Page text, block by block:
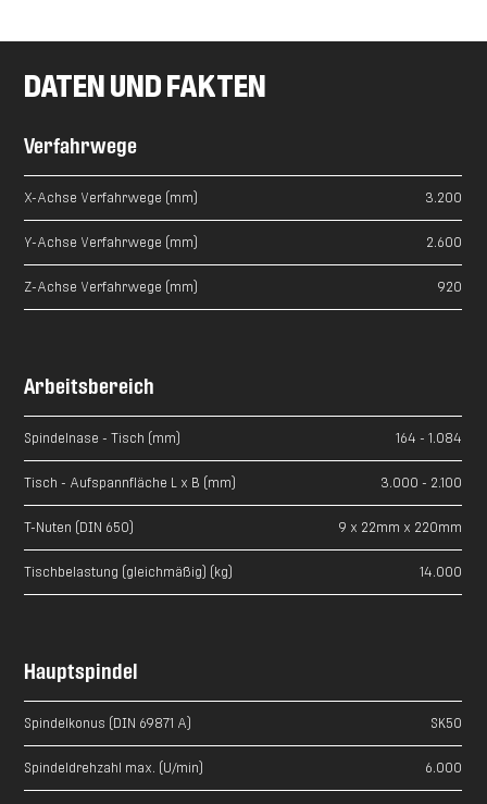
DATEN UND FAKTEN
Verfahrwege
X-Achse Verfahrwege (mm) 3.200
Y-Achse Verfahrwege (mm) 2.600
Z-Achse Verfahrwege (mm) 920
Arbeitsbereich
Spindelnase - Tisch (mm) 164 - 1.084
Tisch - Aufspannfläche L x B (mm) 3.000 - 2.100
T-Nuten (DIN 650) 9 x 22mm x 220mm
Tischbelastung (gleichmäßig) (kg) 14.000
Hauptspindel
Spindelkonus (DIN 69871 A) SK50
Spindeldrehzahl max. (U/min) 6.000